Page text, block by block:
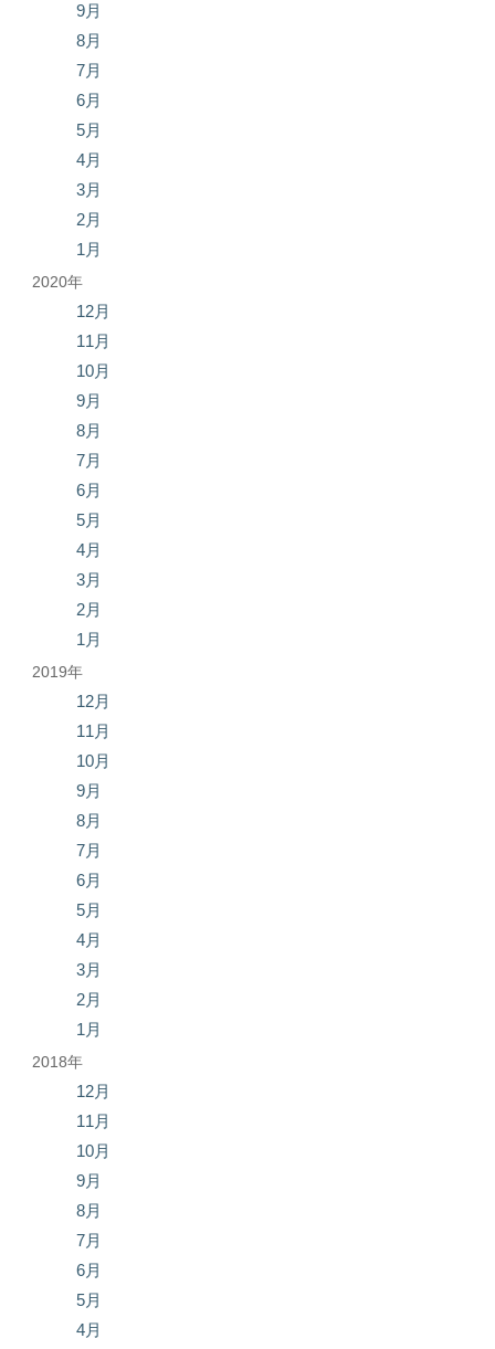
9月
8月
7月
6月
5月
4月
3月
2月
1月
2020年
12月
11月
10月
9月
8月
7月
6月
5月
4月
3月
2月
1月
2019年
12月
11月
10月
9月
8月
7月
6月
5月
4月
3月
2月
1月
2018年
12月
11月
10月
9月
8月
7月
6月
5月
4月